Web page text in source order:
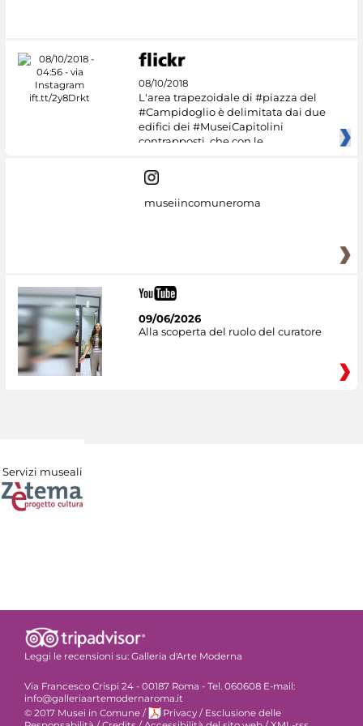
08/10/2018
L'area trapezoidale di #piazza del
#Campidoglio è delimitata dai due
edifici dei #MuseiCapitolini
contrapposti, che con le
museiincomuneroma
09/06/2026
Alla scoperta del ruolo del curatore
Servizi museali
Leggi le recensioni su: Galleria d'Arte Moderna
Via Francesco Crispi 24 - 00187 Roma - Tel. 060608 E-mail:
info@galleriaartemodernaroma.it
© 2017 Musei in Comune / Privacy / Esclusione delle